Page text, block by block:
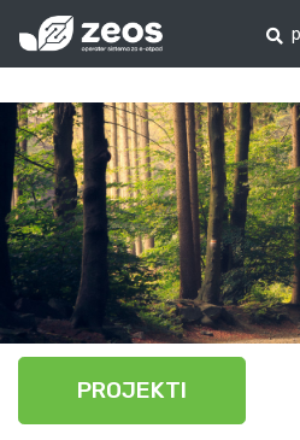
PROJEKTI